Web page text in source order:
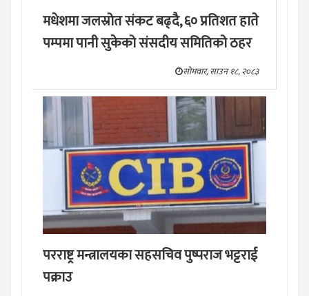
मधेशमा जलस्रोत संकट बढ्दै, ६० प्रतिशत हाते
पम्पमा पानी सुकेको संसदीय समितिको ठहर
सोमवार, साउन १८, २०८३
परराष्ट्र मन्त्रालयका सहसचिव पुष्पराज भट्टराई
पक्राउ